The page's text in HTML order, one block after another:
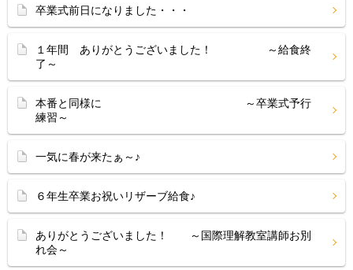
卒業式前日になりました・・・
１年間 ありがとうございました！ ～給食終
了～
本番と同様に ～卒業式予行
練習～
一気に春が来たぁ～♪
６年生卒業お祝いリザーブ給食♪
ありがとうございました！ ～国際理解教室講師お別
れ会～